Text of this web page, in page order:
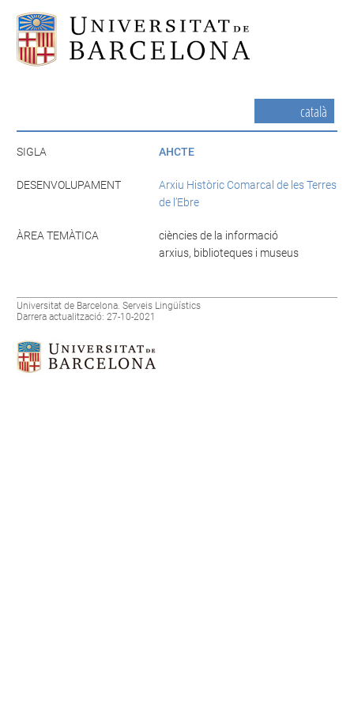
català
SIGLA AHCTE
DESENVOLUPAMENT
Arxiu Històric Comarcal de les Terres
de l’Ebre
ÀREA TEMÀTICA
ciències de la informació
arxius, biblioteques i museus
Universitat de Barcelona. Serveis Lingüístics
Darrera actualització: 27-10-2021